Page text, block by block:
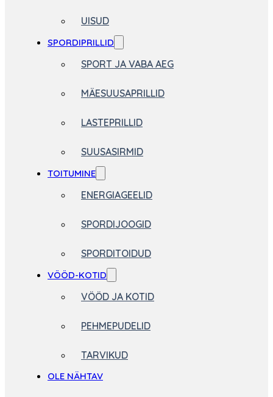
UISUD
SPORDIPRILLID
SPORT JA VABA AEG
MÄESUUSAPRILLID
LASTEPRILLID
SUUSASIRMID
TOITUMINE
ENERGIAGEELID
SPORDIJOOGID
SPORDITOIDUD
VÖÖD-KOTID
VÖÖD JA KOTID
PEHMEPUDELID
TARVIKUD
OLE NÄHTAV